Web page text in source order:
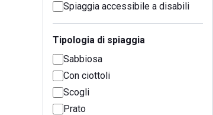
Spiaggia accessibile a disabili
Tipologia di spiaggia
Sabbiosa
Con ciottoli
Scogli
Prato